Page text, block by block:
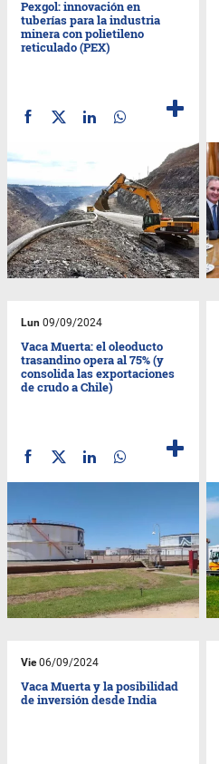
Pexgol: innovación en
tuberías para la industria
minera con polietileno
reticulado (PEX)
Lun 09/09/2024
Vaca Muerta: el oleoducto
trasandino opera al 75% (y
consolida las exportaciones
de crudo a Chile)
Vie06/09/2024
Vaca Muerta y la posibilidad
de inversión desde India